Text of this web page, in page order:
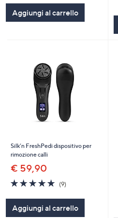
Aggiungi al carrello
Silk’n FreshPedi dispositivo per
rimozione calli
€ 59,90
4.7
of
5
Stars
(9)9
Aggiungi al carrello